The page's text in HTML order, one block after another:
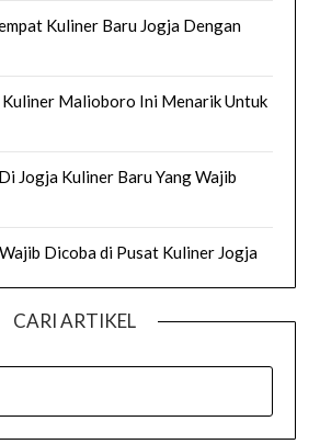
Kuliner Baru Jogja Dengan
Kuliner Malioboro Ini Menarik Untuk
Jogja Kuliner Baru Yang Wajib
Dicoba di Pusat Kuliner Jogja
CARI ARTIKEL